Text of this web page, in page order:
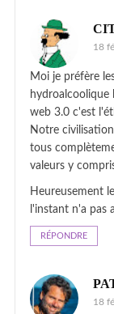
18
Moi je préfère
hydroalcoolique
web 3.0 c'est
Notre
tous
valeurs y
Heureusement
l'instant n'a pas
RÉPONDRE
18